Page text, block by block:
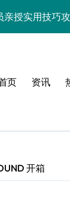
授实用技巧攻
速来抢先体验！
点速览不容错
速来围观！
沿智能科技
惠速抢不容错
页 资讯
开箱